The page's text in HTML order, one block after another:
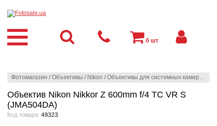
Фотомагазин /Объективы / Nikon /Объективы для системных камер /
Объектив Nikon Nikkor Z 600mm f/4 TC VR S
(JMA504DA)
Код товара: 49323
0 шт